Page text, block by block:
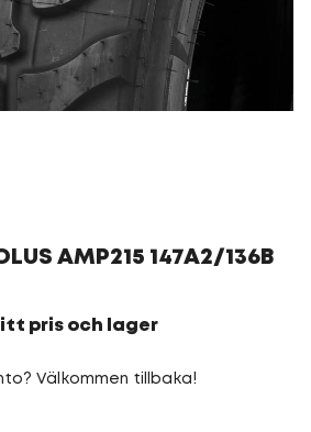
AMP215 147A2/136B
pris och lager
Välkommen tillbaka!